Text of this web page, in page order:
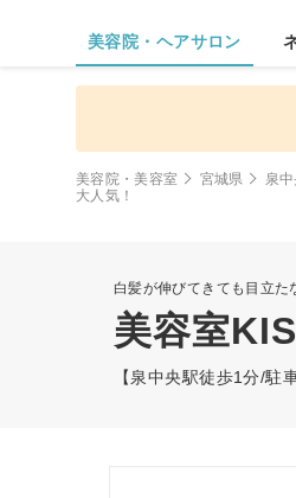
美容院・ヘアサロン
美容院・美容室 宮城県 泉
大人気！
白髪が伸びてきても目立
美容室
【泉中央駅徒歩1分/駐